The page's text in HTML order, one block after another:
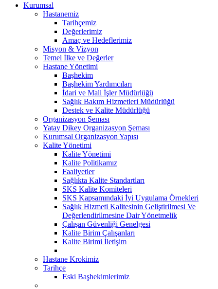
Kurumsal
Hastanemiz
Tarihçemiz
Değerlerimiz
Amaç ve Hedeflerimiz
Misyon & Vizyon
Temel İlke ve Değerler
Hastane Yönetimi
Başhekim
Başhekim Yardımcıları
İdari ve Mali İşler Müdürlüğü
Sağlık Bakım Hizmetleri Müdürlüğü
Destek ve Kalite Müdürlüğü
Organizasyon Şeması
Yatay Dikey Organizasyon Şeması
Kurumsal Organizasyon Yapısı
Kalite Yönetimi
Kalite Yönetimi
Kalite Politikamız
Faaliyetler
Sağlıkta Kalite Standartları
SKS Kalite Komiteleri
SKS Kapsamındaki İyi Uygulama Örnekleri
Sağlık Hizmeti Kalitesinin Geliştirilmesi Ve
Değerlendirilmesine Dair Yönetmelik
Çalışan Güvenliği Genelgesi
Kalite Birim Çalışanları
Kalite Birimi İletişim
Hastane Krokimiz
Tarihçe
Eski Başhekimlerimiz